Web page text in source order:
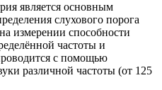
является основным
слухового порога
измерении способности
частоты и
с помощью
различной частоты (от 125